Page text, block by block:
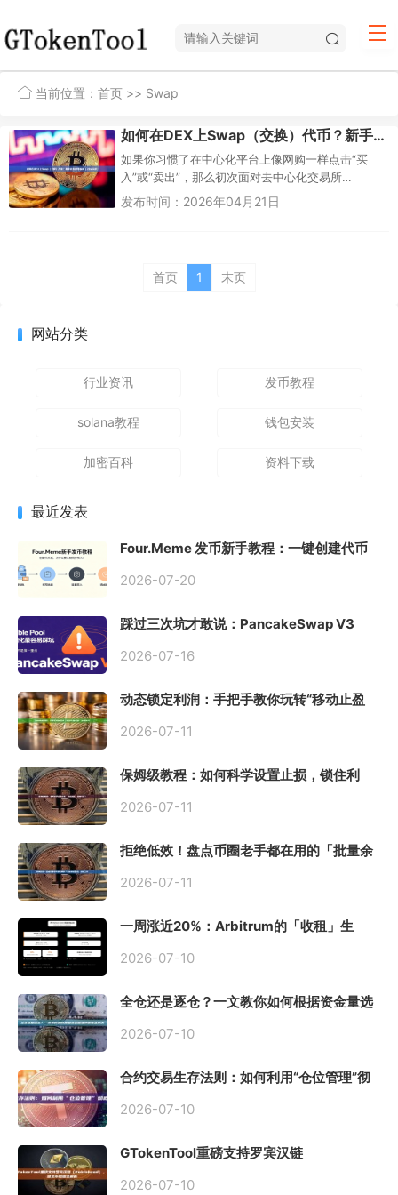
当前位置： 首页 >> Swap
如何在DEX上Swap（交换）代币？新手完整操作指南（2026版）
如果你习惯了在中心化平台上像网购一样点击“买
入”或“卖出”，那么初次面对去中心化交易所
（DEX）时，可能会觉得像是走进了一个充满代码和
发布时间：2026年04月21日
首页 1 末页
网站分类
行业资讯 发币教程
solana教程 钱包安装
加密百科 资料下载
最近发表
Four.Meme 发币新手教程：一键创建代币
2026-07-20
踩过三次坑才敢说：PancakeSwap V3
初始化
2026-07-16
动态锁定利润：手把手教你玩转“移动止盈
2026-07-11
保姆级教程：如何科学设置止损，锁住利
2026-07-11
拒绝低效！盘点币圈老手都在用的「批量余
2026-07-11
一周涨近20%：Arbitrum的「收租」生
2026-07-10
全仓还是逐仓？一文教你如何根据资金量选
2026-07-10
合约交易生存法则：如何利用“仓位管理”彻
2026-07-10
GTokenTool重磅支持罗宾汉链
2026-07-10